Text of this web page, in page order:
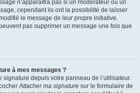
n’apparaîtra pas si un modérateur ou un
cependant ils ont la possibilité de laisser
le message de leur propre initiative.
pas supprimer un message une fois que
à mes messages ?
signature depuis votre panneau de l’utilisateur.
Attacher ma signature sur le formulaire de